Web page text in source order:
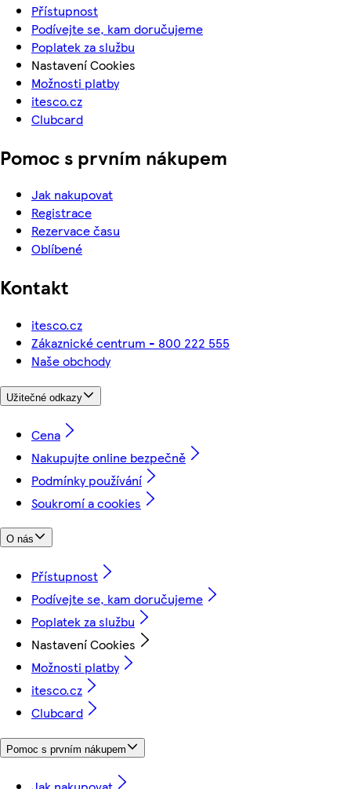
Přístupnost
Podívejte se, kam doručujeme
Poplatek za službu
Nastavení Cookies
Možnosti platby
itesco.cz
Clubcard
Pomoc s prvním nákupem
Jak nakupovat
Registrace
Rezervace času
Oblíbené
Kontakt
itesco.cz
Zákaznické centrum - 800 222 555
Naše obchody
Užitečné odkazy
Cena
Nakupujte online bezpečně
Podmínky používání
Soukromí a cookies
O nás
Přístupnost
Podívejte se, kam doručujeme
Poplatek za službu
Nastavení Cookies
Možnosti platby
itesco.cz
Clubcard
Pomoc s prvním nákupem